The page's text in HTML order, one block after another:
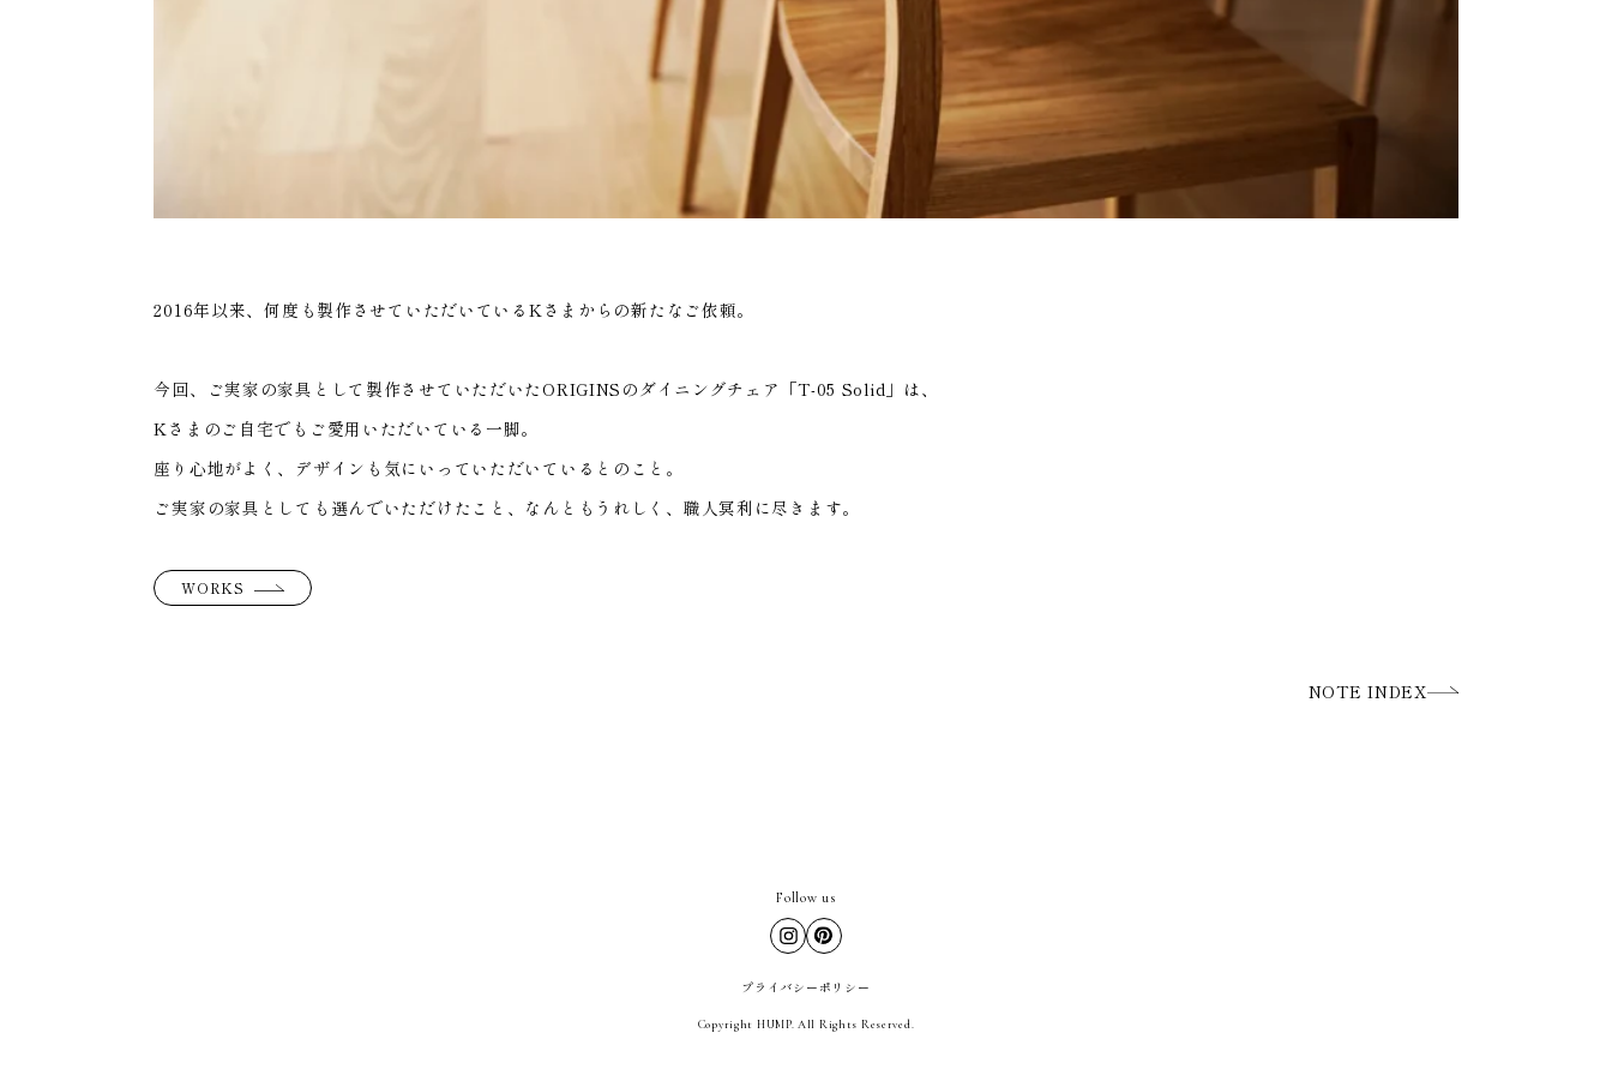
お問い合わせ
2016年以来、何度も製作させていただいているKさまからの新たなご依頼。
今回、ご実家の家具として製作させていただいたORIGINSのダイニングチェア「T-05 Solid」は、
Kさまのご自宅でもご愛用いただいている一脚。
座り心地がよく、デザインも気にいっていただいているとのこと。
ご実家の家具としても選んでいただけたこと、なんともうれしく、職人冥利に尽きます。
WORKS
NOTE INDEX
Follow us
プライバシーポリシー
Copyright HUMP. All Rights Reserved.